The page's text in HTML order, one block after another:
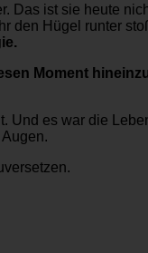
Das ist sie heute
den Hügel runter
Moment
es war die